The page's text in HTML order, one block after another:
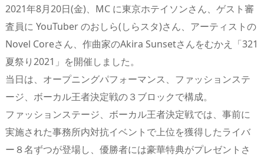
re
a
d
s
st
o
d
o
n
e
sk
y
m
bl
r
b
o
ar
d
n
d
ro
p.
io
2021年8月20日(金)、MC に東京ホテイソンさん、ゲスト審
査員に YouTuber のおしら(しらスタ)さん、アーティストの
Novel Coreさん、作曲家のAkira Sunsetさんをむかえ「321
夏祭り2021」を開催しました。
当日は、オープニングパフォーマンス、ファッションステ
ージ、ボーカル王者決定戦の３ブロックで構成。
ファッションステージ、ボーカル王者決定戦では、事前に
実施された事務所内対抗イベントで上位を獲得したライバ
ー８名ずつが登場し、優勝者には豪華特典がプレゼントさ